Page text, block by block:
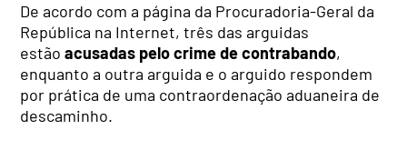
De acordo com a página da Procuradoria-Geral da
República na Internet, três das arguidas
estãoacusadas pelo crime de contrabando,
enquanto a outra arguida e o arguido respondem
por prática de uma contraordenação aduaneira de
descaminho.